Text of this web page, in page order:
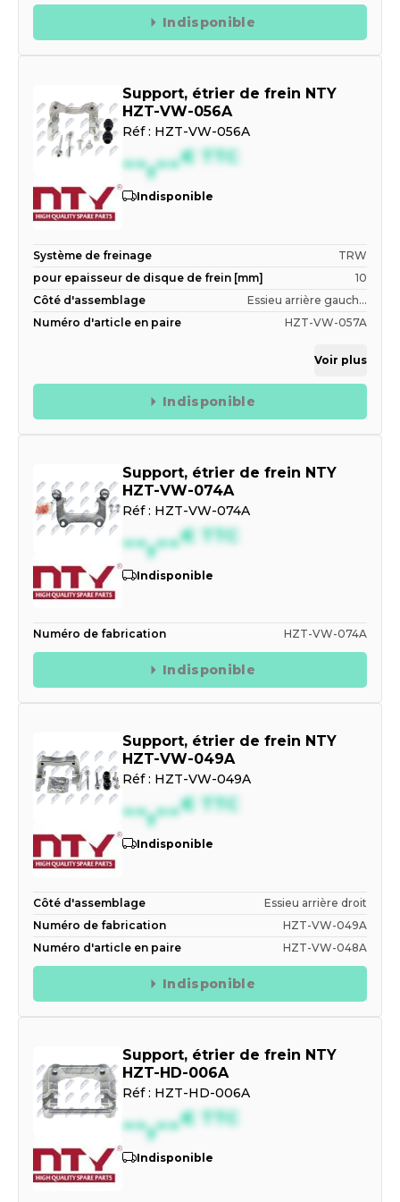
Indisponible
Support, étrier de frein NTY
HZT-VW-056A
Réf : HZT-VW-056A
--,--€ TTC
Indisponible
Système de freinage
TRW
pour epaisseur de disque de frein [mm]
10
Côté d'assemblage
Essieu arrière gauch...
Numéro d'article en paire
HZT-VW-057A
Voir plus
Indisponible
Support, étrier de frein NTY
HZT-VW-074A
Réf : HZT-VW-074A
--,--€ TTC
Indisponible
Numéro de fabrication HZT-VW-074A
Indisponible
Support, étrier de frein NTY
HZT-VW-049A
Réf : HZT-VW-049A
--,--€ TTC
Indisponible
Côté d'assemblage
Essieu arrière droit
Numéro de fabrication
HZT-VW-049A
Numéro d'article en paire
HZT-VW-048A
Indisponible
Support, étrier de frein NTY
HZT-HD-006A
Réf : HZT-HD-006A
--,--€ TTC
Indisponible